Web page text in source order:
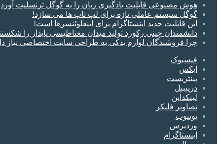
هوش مصنوعی قابلیت یادگیری زبان را به گوگل ترنسلیت آورد
گوگل سیستم‌ عاملی تازه برای لپ‌ تاپ‌ ها می سازد!
این قابلیت جدید اینستاگرام برای اینفلوئنسرها است!
دانشمندان چینی رکورد تولید میدان مغناطیسی پایدار را
چرا فروشندگان لوازم یدکی به طراحی سایت اختصاصی نیاز
فیسبوک
ایکس
پینتریست
دریبببل
لینکداین
تصاویر فلیکر
یوتیوب
وردپرس
اینستاگرام